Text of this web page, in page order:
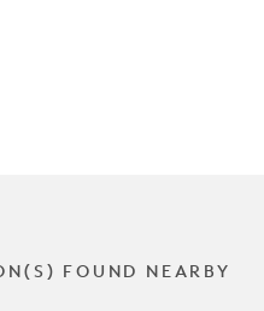
FOUND NEARBY